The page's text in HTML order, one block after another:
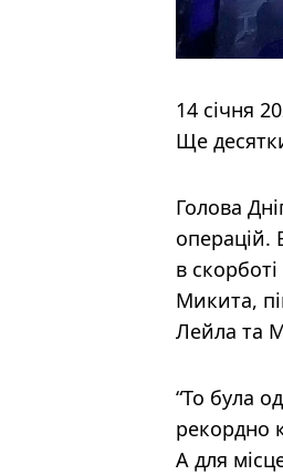
14 січня
Ще
Голова
операцій.
в
Микита,
Лейла та
“То була
рекордно
А для